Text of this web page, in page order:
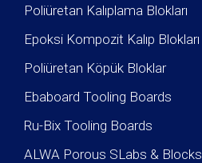
Poliüretan Kalıplama Blokları
Epoksi Kompozit Kalıp Blokları
Poliüretan Köpük Bloklar
Ebaboard Tooling Boards
Ru-Bix Tooling Boards
ALWA Porous SLabs & Blocks